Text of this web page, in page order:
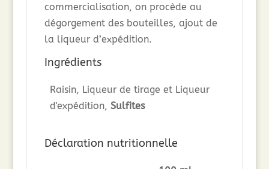
commercialisation, on procède au
dégorgement des bouteilles, ajout de
la liqueur d’expédition.
Ingrédients
Raisin, Liqueur de tirage et Liqueur
d'expédition, Sulfites
Déclaration nutritionnelle